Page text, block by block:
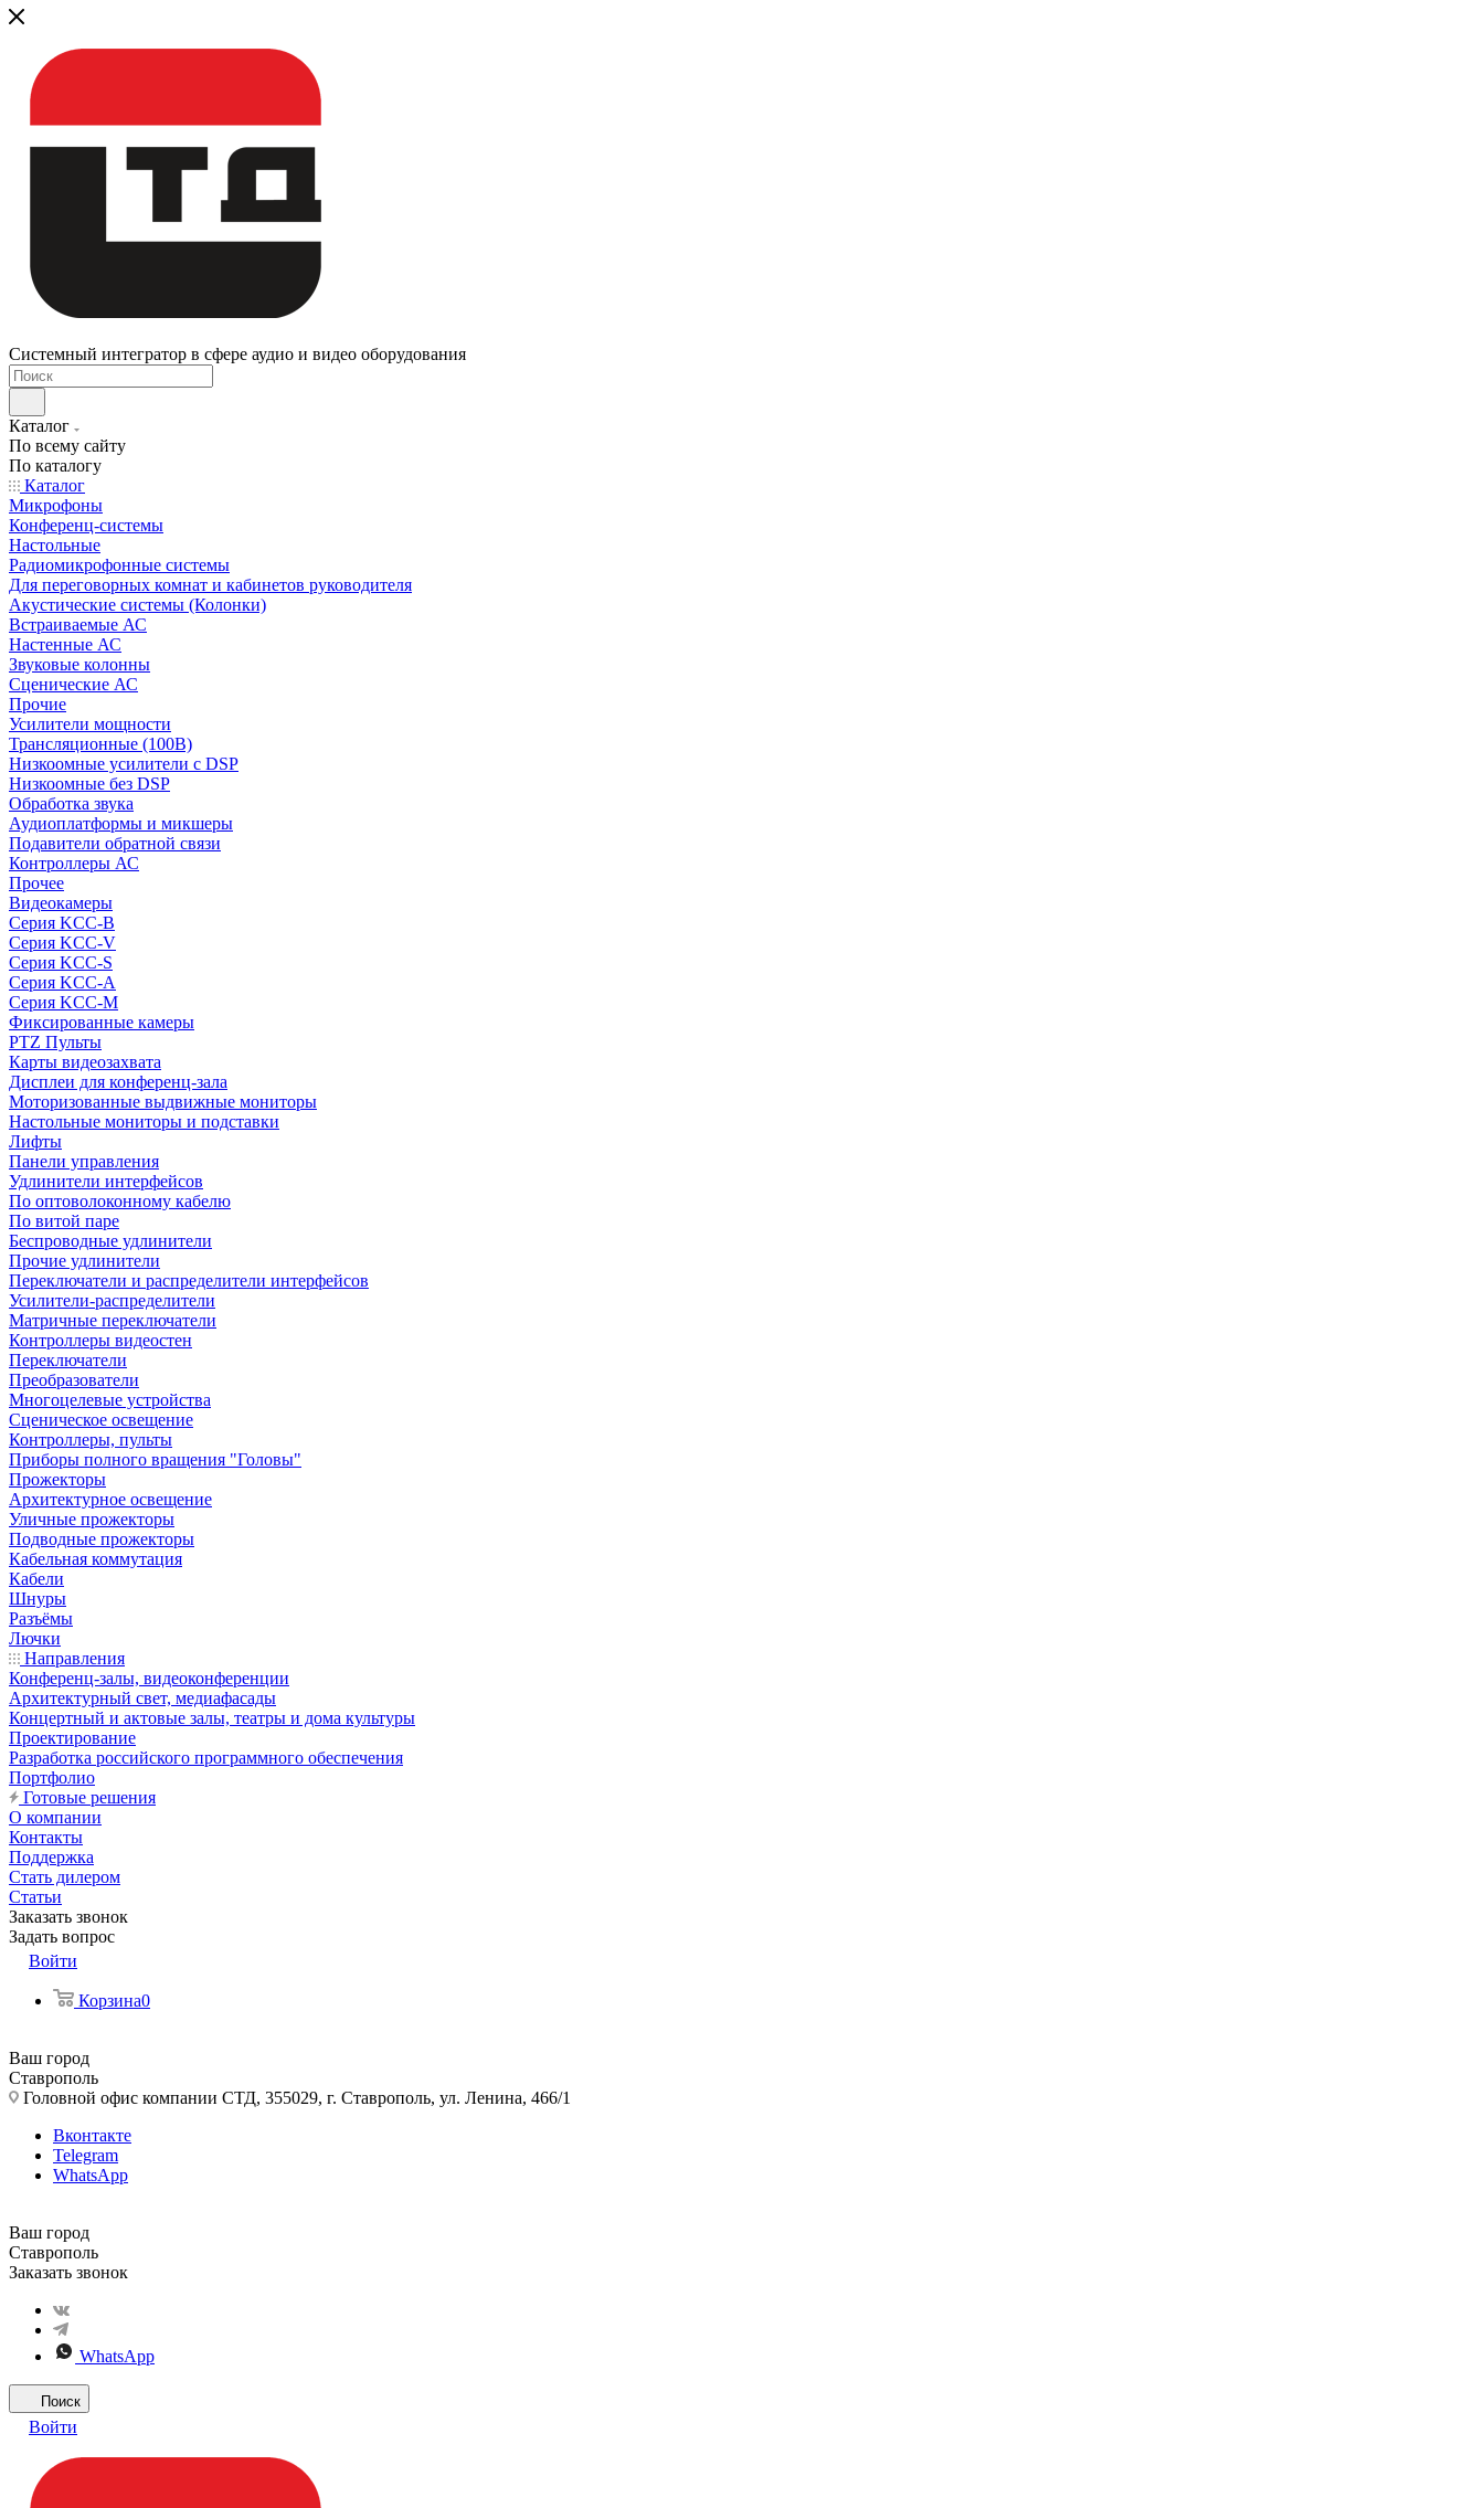
Системный интегратор в сфере аудио и видео оборудования
Каталог
По всему сайту
По каталогу
Каталог
Микрофоны
Конференц-системы
Настольные
Радиомикрофонные системы
Для переговорных комнат и кабинетов руководителя
Акустические системы (Колонки)
Встраиваемые АС
Настенные АС
Звуковые колонны
Сценические АС
Прочие
Усилители мощности
Трансляционные (100В)
Низкоомные усилители с DSP
Низкоомные без DSP
Обработка звука
Аудиоплатформы и микшеры
Подавители обратной связи
Контроллеры АС
Прочее
Видеокамеры
Серия KCC-B
Серия KCC-V
Серия KCC-S
Серия KCC-A
Серия KCC-M
Фиксированные камеры
PTZ Пульты
Карты видеозахвата
Дисплеи для конференц-зала
Моторизованные выдвижные мониторы
Настольные мониторы и подставки
Лифты
Панели управления
Удлинители интерфейсов
По оптоволоконному кабелю
По витой паре
Беспроводные удлинители
Прочие удлинители
Переключатели и распределители интерфейсов
Усилители-распределители
Матричные переключатели
Контроллеры видеостен
Переключатели
Преобразователи
Многоцелевые устройства
Сценическое освещение
Контроллеры, пульты
Приборы полного вращения "Головы"
Прожекторы
Архитектурное освещение
Уличные прожекторы
Подводные прожекторы
Кабельная коммутация
Кабели
Шнуры
Разъёмы
Лючки
Направления
Конференц-залы, видеоконференции
Архитектурный свет, медиафасады
Концертный и актовые залы, театры и дома культуры
Проектирование
Разработка российского программного обеспечения
Портфолио
Готовые решения
О компании
Контакты
Поддержка
Стать дилером
Статьи
Заказать звонок
Задать вопрос
Войти
Корзина0
Ваш город
Ставрополь
Головной офис компании СТД, 355029, г. Ставрополь, ул. Ленина, 466/1
Вконтакте
Telegram
WhatsApp
Ваш город
Ставрополь
Заказать звонок
WhatsApp
Поиск
Войти